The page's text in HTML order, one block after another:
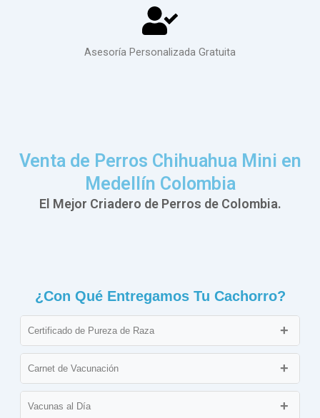
Asesoría Personalizada Gratuita
Venta de Perros Chihuahua Mini en
Medellín Colombia
El Mejor Criadero de Perros de Colombia.
¿Con Qué Entregamos Tu Cachorro?
Certificado de Pureza de Raza
Documento que avala que el cachorro cumple con los
estándares de su raza, asegurando su linaje.
Carnet de Vacunación
Expedido por un veterinario, garantizando que el cachorro ha
sido examinado y se encuentra en óptimo estado de salud.
Vacunas al Día